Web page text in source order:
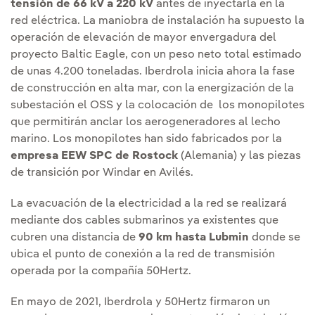
tensión de 66 kV a 220 kV antes de inyectarla en la
red eléctrica. La maniobra de instalación ha supuesto la
operación de elevación de mayor envergadura del
proyecto Baltic Eagle, con un peso neto total estimado
de unas 4.200 toneladas. Iberdrola inicia ahora la fase
de construcción en alta mar, con la energización de la
subestación el OSS y la colocación de los monopilotes
que permitirán anclar los aerogeneradores al lecho
marino. Los monopilotes han sido fabricados por la
empresa EEW SPC de Rostock (Alemania) y las piezas
de transición por Windar en Avilés.
La evacuación de la electricidad a la red se realizará
mediante dos cables submarinos ya existentes que
cubren una distancia de 90 km hasta Lubmin donde se
ubica el punto de conexión a la red de transmisión
operada por la compañía 50Hertz.
En mayo de 2021, Iberdrola y 50Hertz firmaron un